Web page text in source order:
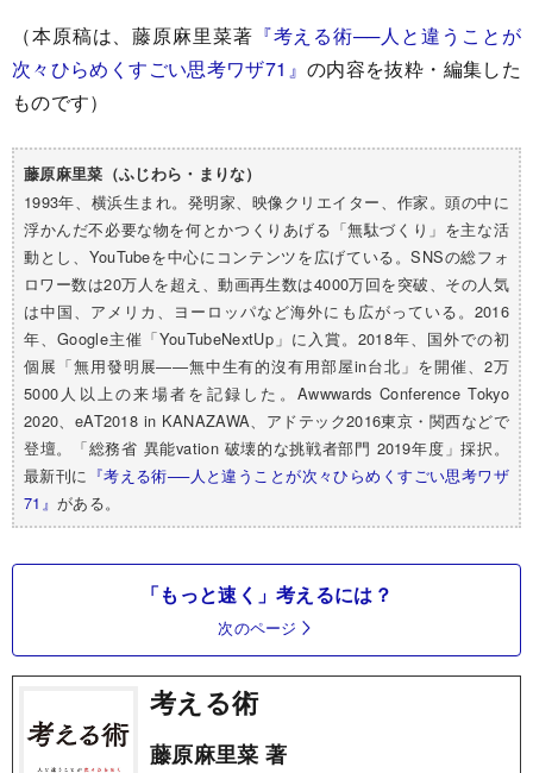
（本原稿は、藤原麻里菜著 『考える術──人と違うことが
次々ひらめくすごい思考ワザ71』 の内容を抜粋・編集した
ものです）
藤原麻里菜（ふじわら・まりな）
1993年、横浜生まれ。発明家、映像クリエイター、作家。頭の中に
浮かんだ不必要な物を何とかつくりあげる「無駄づくり」を主な活
動とし、YouTubeを中心にコンテンツを広げている。SNSの総フォ
ロワー数は20万人を超え、動画再生数は4000万回を突破、その人気
は中国、アメリカ、ヨーロッパなど海外にも広がっている。2016
年、Google主催「YouTubeNextUp」に入賞。2018年、国外での初
個展「無用發明展――無中生有的沒有用部屋in台北」を開催、2万
5000人以上の来場者を記録した。Awwwards Conference Tokyo
2020、eAT2018 in KANAZAWA、アドテック2016東京・関西などで
登壇。「総務省 異能vation 破壊的な挑戦者部門 2019年度」採択。
最新刊に 『考える術──人と違うことが次々ひらめくすごい思考ワザ
71』 がある。
「もっと速く」考えるには？
次のページ
考える術
藤原麻里菜 著